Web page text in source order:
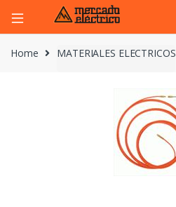
Home MATERIALES ELECTRICOS